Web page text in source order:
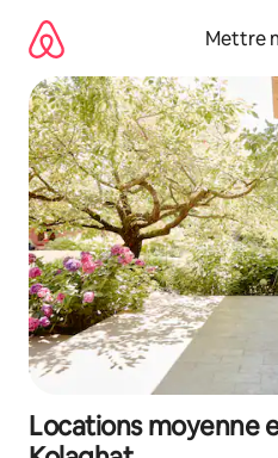
directement
contenu
Mettre
Locations moyenne